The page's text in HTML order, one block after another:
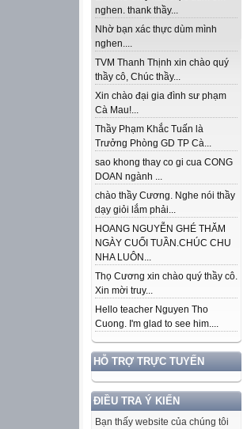
nghen. thank thầy...
Nhờ bạn xác thực dùm mình
nghen....
TVM Thanh Thịnh xin chào quý
thầy cô, Chúc thầy...
Xin chào đại gia đình sư phạm
Cà Mau!...
Thầy Phạm Khắc Tuấn là
Trưởng Phòng GD TP Cà...
sao khong thay co gi cua CONG
DOAN ngành ...
chào thầy Cương. Nghe nói thầy
dạy giỏi lắm phải...
HOANG NGUYỄN GHÉ THĂM
NGÀY CUỐI TUẦN.CHÚC CHU
NHA LUÔN...
Thọ Cương xin chào quý thầy cô.
Xin mời truy...
Hello teacher Nguyen Tho
Cuong. I'm glad to see him....
HỖ TRỢ TRỰC TUYẾN
ĐIỀU TRA Ý KIẾN
Bạn thấy website của chúng tôi